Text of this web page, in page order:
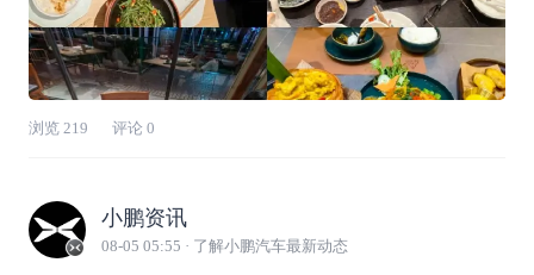
浏览 219 评论 0
小鹏资讯
08-05 05:55 · 了解小鹏汽车最新动态